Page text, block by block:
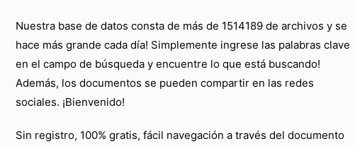
Nuestra base de datos consta de más de 1514189 de archivos y se
hace más grande cada día! Simplemente ingrese las palabras clave
en el campo de búsqueda y encuentre lo que está buscando!
Además, los documentos se pueden compartir en las redes
sociales. ¡Bienvenido!
Sin registro, 100% gratis, fácil navegación a través del documento